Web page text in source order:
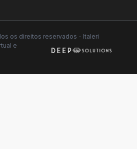
os direitos reservados - Italeri
e